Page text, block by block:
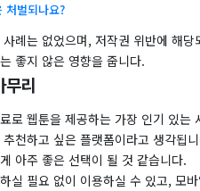
처벌되나요?
례는 없었으며, 저작권 위반에 해
좋지 않은 영향을 줍니다.
무리
로 웹툰을 제공하는 가장 인기 있
천하고 싶은 플랫폼이라고 생각됩
아주 좋은 선택이 될 것 같습니다.
실 필요 없이 이용하실 수 있고, 모